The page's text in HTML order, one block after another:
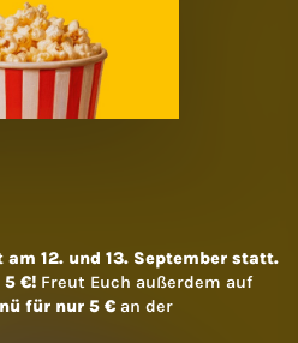
am 12. und 13. September statt.
5 €! Freut Euch außerdem auf
für nur 5 € an der